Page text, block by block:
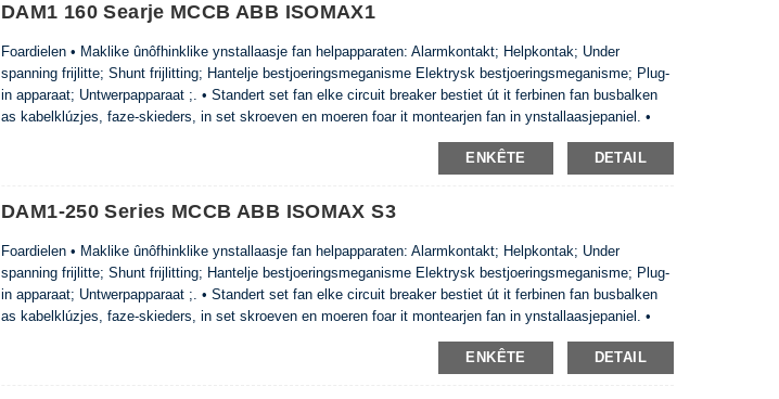
DAM1 160 Searje MCCB ABB ISOMAX1
Foardielen • Maklike ûnôfhinklike ynstallaasje fan helpapparaten: Alarmkontakt; Helpkontak; Under
spanning frijlitte; Shunt frijlitting; Hantelje bestjoeringsmeganisme Elektrysk bestjoeringsmeganisme; Plug-
in apparaat; Untwerpapparaat ;. • Standert set fan elke circuit breaker bestiet út it ferbinen fan busbalken
as kabelklúzjes, faze-skieders, in set skroeven en moeren foar it montearjen fan in ynstallaasjepaniel. •
Mei help fan spesjale klemmen kinne 125 en 160 ienheden wurde ynstalleare op in DIN-spoar. • Gewicht en
ENKÊTE DETAIL
DAM1-250 Series MCCB ABB ISOMAX S3
Foardielen • Maklike ûnôfhinklike ynstallaasje fan helpapparaten: Alarmkontakt; Helpkontak; Under
spanning frijlitte; Shunt frijlitting; Hantelje bestjoeringsmeganisme Elektrysk bestjoeringsmeganisme; Plug-
in apparaat; Untwerpapparaat ;. • Standert set fan elke circuit breaker bestiet út it ferbinen fan busbalken
as kabelklúzjes, faze-skieders, in set skroeven en moeren foar it montearjen fan in ynstallaasjepaniel. •
Mei help fan spesjale klemmen kinne 125 en 160 ienheden wurde ynstalleare op in DIN-spoar. • Gewicht en
ENKÊTE DETAIL